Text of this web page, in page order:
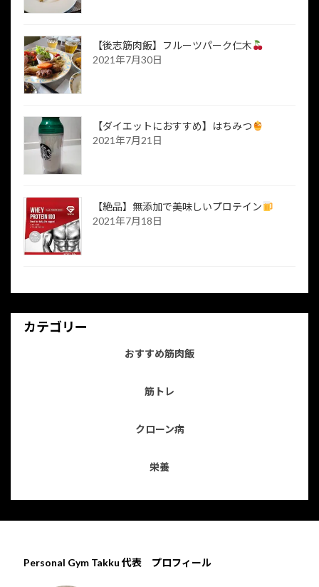
【後志筋肉飯】フルーツパーク仁木
2021年7月30日
【ダイエットにおすすめ】はちみつ
2021年7月21日
【絶品】無添加で美味しいプロテイン
2021年7月18日
カテゴリー
おすすめ筋肉飯
筋トレ
クローン病
栄養
Personal Gym Takku 代表 プロフィール